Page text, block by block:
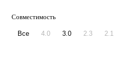
Совместимость
Все 4.0 3.0 2.3 2.1